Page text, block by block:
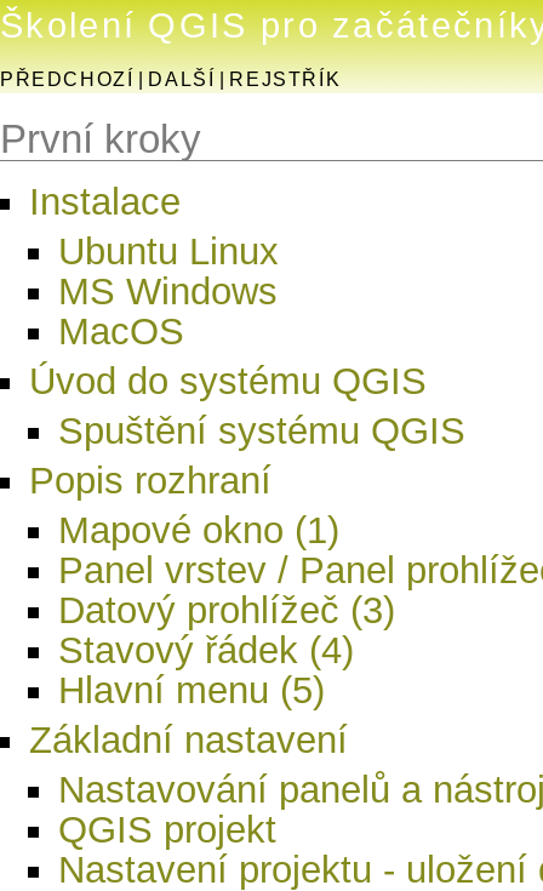
Školení QGIS pro
PŘEDCHOZÍ DALŠÍ REJSTŘÍK
První kroky
Instalace
Ubuntu Linux
MS Windows
MacOS
Úvod do systému QGIS
Spuštění systému QGIS
Popis rozhraní
Mapové okno (1)
Panel vrstev / Panel
Datový prohlížeč (3)
Stavový řádek (4)
Hlavní menu (5)
Základní nastavení
Nastavování panelů a
QGIS projekt
Nastavení projektu - uložení